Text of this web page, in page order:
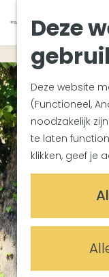
Deze
Deze website
(Functioneel,
noodzakelijk
te laten
klikken, geef je
a
n
a
a
r
d
e
h
o
m
e
p
a
g
K
a
a
r
t
Z
o
e
k
e
n